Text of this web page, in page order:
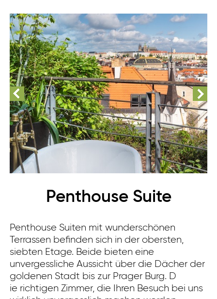
Penthouse Suite
Penthouse Suiten mit wunderschönen
Terrassen befinden sich in der obersten,
siebten Etage. Beide bieten eine
unvergessliche Aussicht über die Dächer der
goldenen Stadt bis zur Prager Burg. D
ie richtigen Zimmer, die Ihren Besuch bei uns